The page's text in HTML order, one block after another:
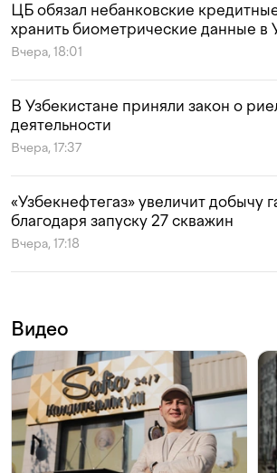
ЦБ обязал небанковские
хранить биометрические данные в
Вчера, 18:01
В Узбекистане приняли закон о
деятельности
Вчера, 17:37
«Узбекнефтегаз» увеличит добычу
благодаря запуску 27 скважин
Вчера, 17:18
Видео